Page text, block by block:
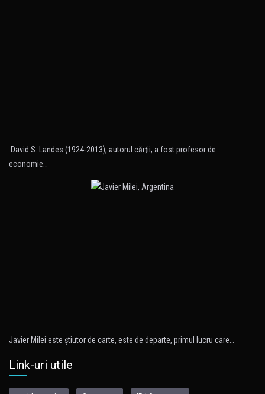
David S. Landes (1924-2013), autorul cărţii, a fost profesor de
economie…
Javier Milei este ştiutor de carte, este de departe, primul lucru care…
Link-uri utile